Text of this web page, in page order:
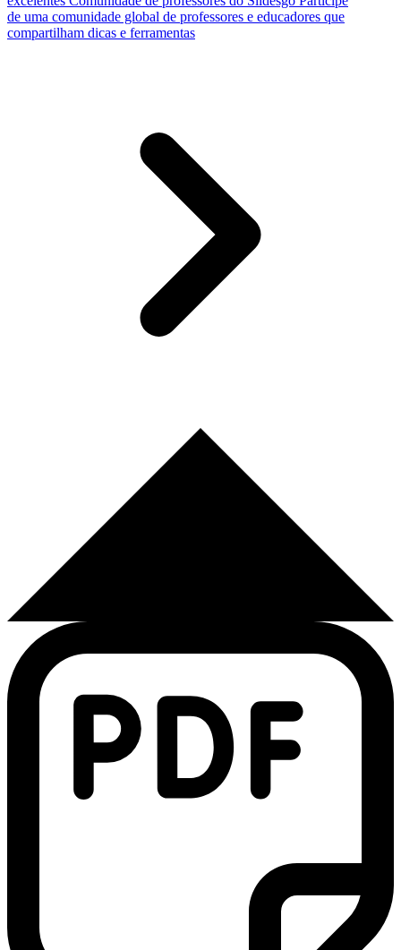
de uma comunidade global de professores e educadores que
compartilham dicas e ferramentas